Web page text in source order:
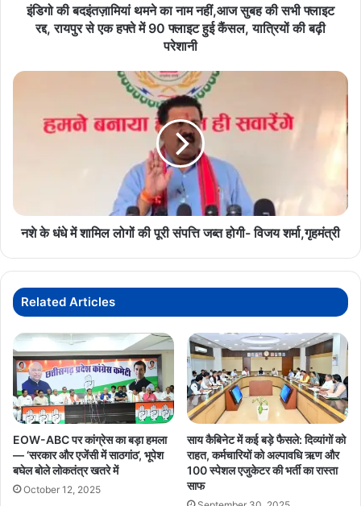
सभी
फ्लाइट
से
यात्रियों
की
परेशानी
इंडिगो की बदइंतज़ामियां थमने का नाम नहीं,आज सुबह की सभी फ्लाइट
रद्द, रायपुर से एक हफ्ते में 90 फ्लाइट हुई कैंसल, यात्रियों की बढ़ी
परेशानी
नशे
संपत्ति
जब्त
नशे के धंधे में शामिल लोगों की पूरी संपत्ति जब्त होगी- विजय शर्मा,गृहमंत्री
Related Articles
EOW-ABC पर कांग्रेस का बड़ा हमला
— ‘सरकार और एजेंसी में साठगांठ’, भूपेश
बघेल बोले लोकतंत्र खतरे में
October 12, 2025
साय कैबिनेट में कई बड़े फैसले: दिव्यांगों को
राहत, कर्मचारियों को अल्पावधि ऋण और
100 स्पेशल एजुकेटर की भर्ती का रास्ता
साफ